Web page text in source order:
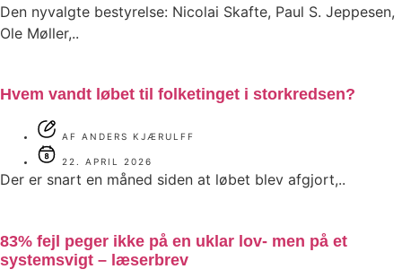
Den nyvalgte bestyrelse: Nicolai Skafte, Paul S. Jeppesen,
Ole Møller,..
Hvem vandt løbet til folketinget i storkredsen?
AF ANDERS KJÆRULFF
22. APRIL 2026
Der er snart en måned siden at løbet blev afgjort,..
83% fejl peger ikke på en uklar lov- men på et
systemsvigt – læserbrev